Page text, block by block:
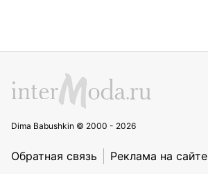
Dima Babushkin © 2000 - 2026
Обратная связь Реклама на сайте